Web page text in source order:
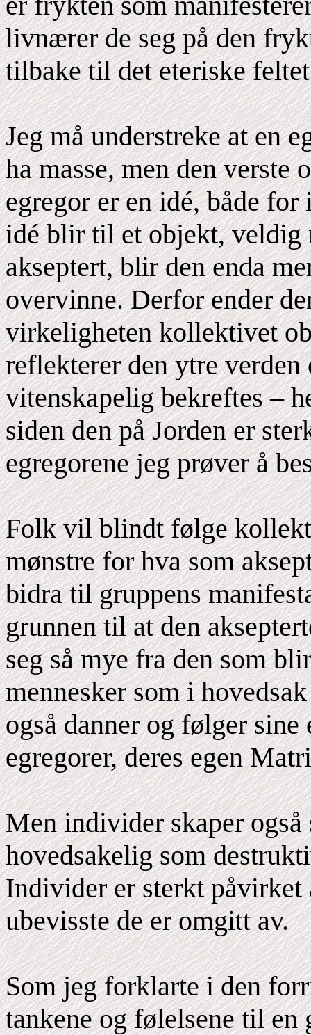
livnærer de seg på den
tilbake til det eteriske
Jeg må understreke at en
ha masse, men den verste
egregor er en idé, både
idé blir til et objekt, veldig
akseptert, blir den enda
overvinne. Derfor ender
virkeligheten kollektivet
reflekterer den ytre
vitenskapelig bekreftes –
siden den på Jorden er
egregorene jeg prøver å
Folk vil blindt følge
mønstre for hva som
bidra til gruppens
grunnen til at den
seg så mye fra den som
mennesker som i
også danner og følger
egregorer, deres egen
Men individer skaper også
hovedsakelig som
Individer er sterkt
ubevisste de er omgitt av.
Som jeg forklarte i den
tankene og følelsene til